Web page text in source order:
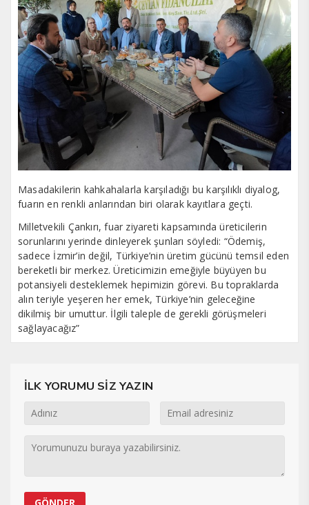
Masadakilerin kahkahalarla karşıladığı bu karşılıklı diyalog,
fuarın en renkli anlarından biri olarak kayıtlara geçti.
Milletvekili Çankırı, fuar ziyareti kapsamında üreticilerin
sorunlarını yerinde dinleyerek şunları söyledi: “Ödemiş,
sadece İzmir’in değil, Türkiye’nin üretim gücünü temsil eden
bereketli bir merkez. Üreticimizin emeğiyle büyüyen bu
potansiyeli desteklemek hepimizin görevi. Bu topraklarda
alın teriyle yeşeren her emek, Türkiye’nin geleceğine
dikilmiş bir umuttur. İlgili taleple de gerekli görüşmeleri
sağlayacağız”
İLK YORUMU SİZ YAZIN